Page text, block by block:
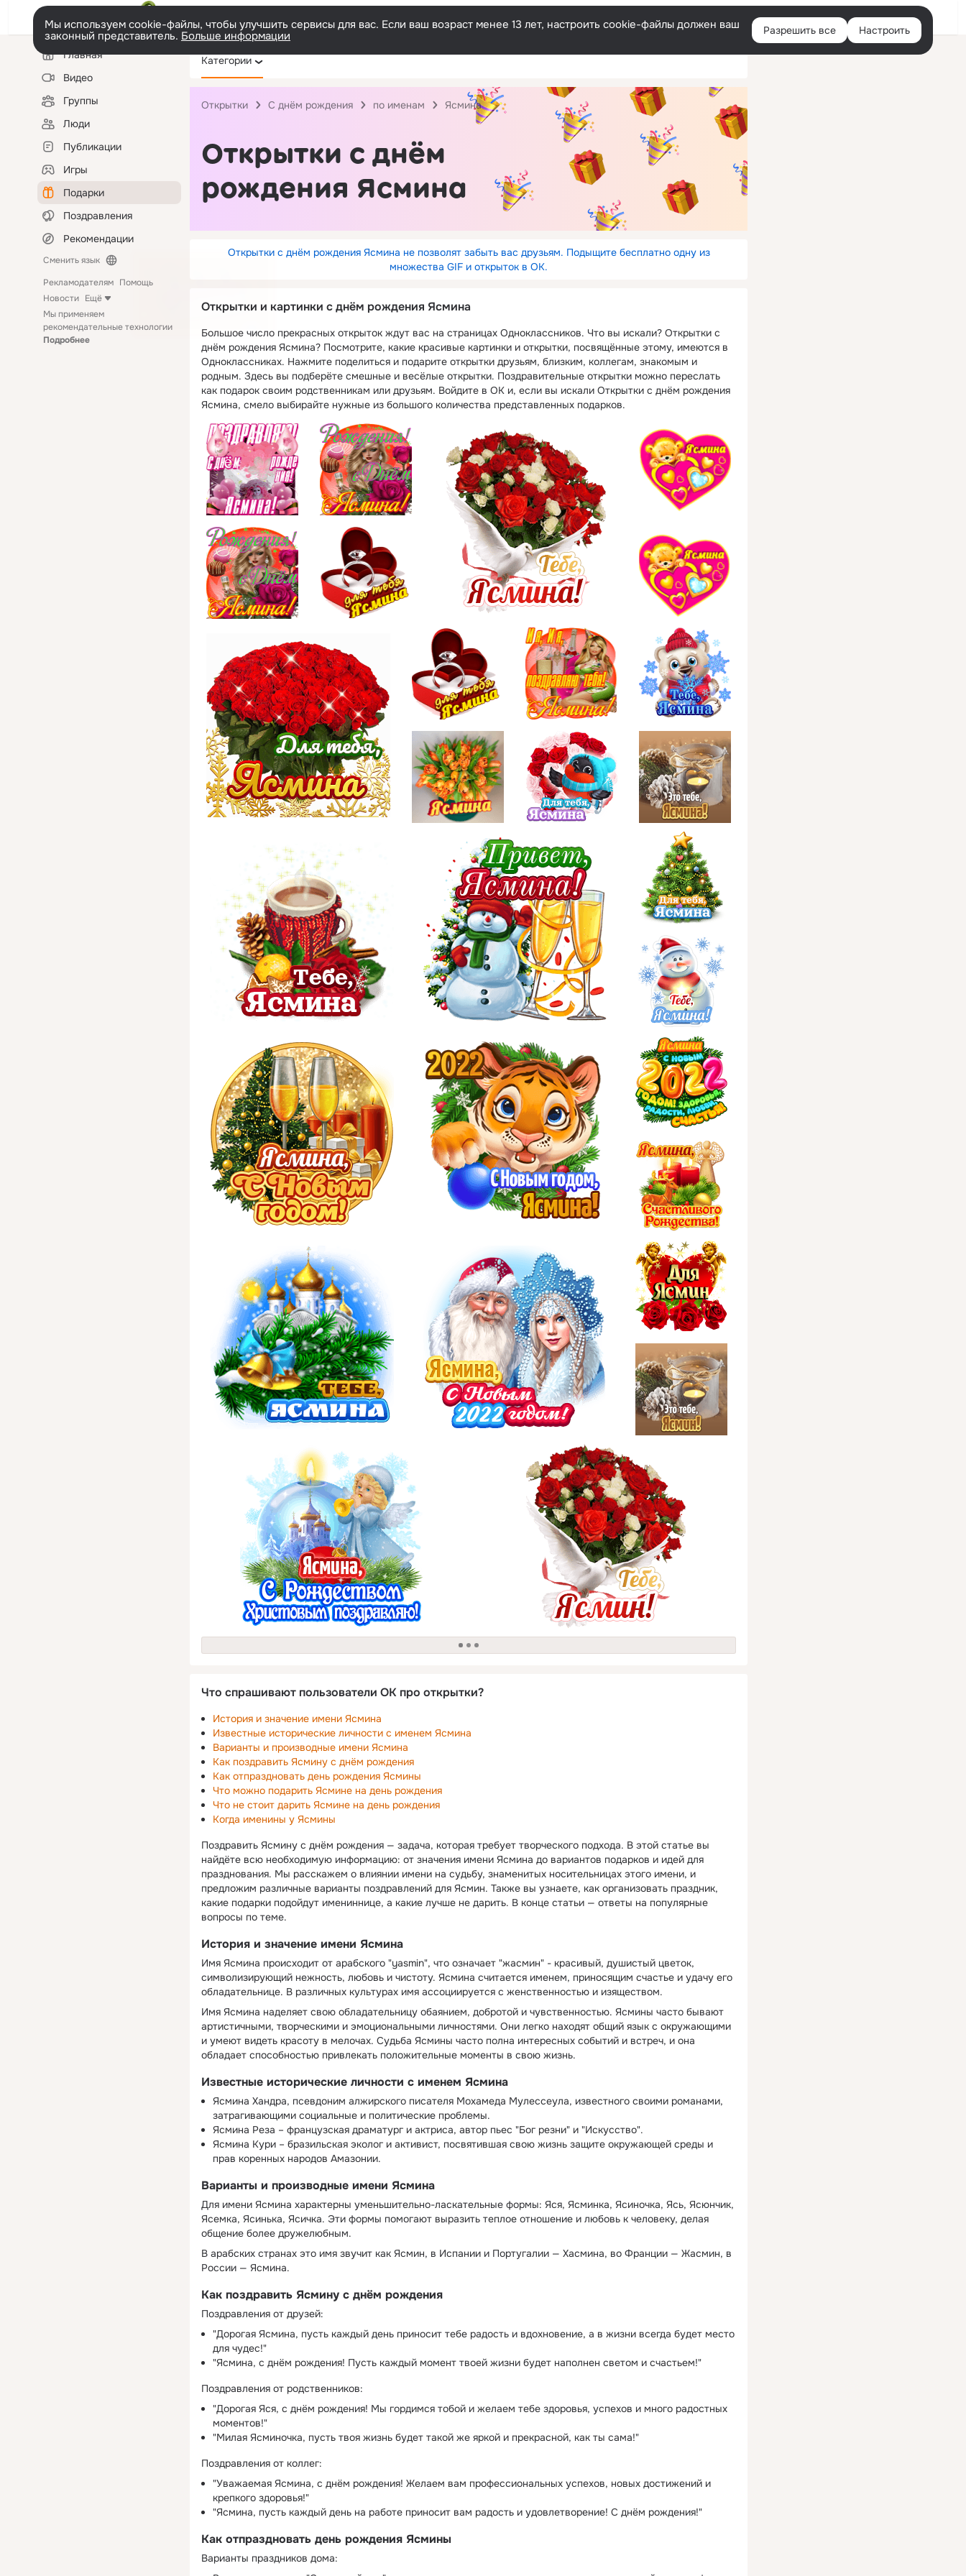
Войти
Мы используем cookie-файлы, чтобы улучшить сервисы для вас. Если ваш возраст менее 13 лет, настроить cookie-файлы должен ваш
законный представитель. Больше информации Разрешить все Настроить
Левая
колонкаГлавная
Видео
Группы
Люди
Публикации
Игры
Подарки
Поздравления
Рекомендации
Сменить язык
Рекламодателям Помощь
Новости Ещё
Мы применяем
рекомендательные технологии
Подробнее
Категории
Открытки С днём рождения по именам Ясмина
Открытки с днём
рождения Ясмина
Открытки с днём рождения Ясмина не позволят забыть вас друзьям. Подыщите бесплатно одну из
множества GIF и открыток в ОК.
Открытки и картинки с днём рождения Ясмина
Большое число прекрасных открыток ждут вас на страницах Одноклассников. Что вы искали? Открытки с
днём рождения Ясмина? Посмотрите, какие красивые картинки и открытки, посвящённые этому, имеются в
Одноклассниках. Нажмите поделиться и подарите открытки друзьям, близким, коллегам, знакомым и
родным. Здесь вы подберёте смешные и весёлые открытки. Поздравительные открытки можно переслать
как подарок своим родственникам или друзьям. Войдите в ОК и, если вы искали Открытки с днём рождения
Ясмина, смело выбирайте нужные из большого количества представленных подарков.
загрузка
Что спрашивают пользователи ОК про открытки?
История и значение имени Ясмина
Известные исторические личности с именем Ясмина
Варианты и производные имени Ясмина
Как поздравить Ясмину с днём рождения
Как отпраздновать день рождения Ясмины
Что можно подарить Ясмине на день рождения
Что не стоит дарить Ясмине на день рождения
Когда именины у Ясмины
Поздравить Ясмину с днём рождения — задача, которая требует творческого подхода. В этой статье вы
найдёте всю необходимую информацию: от значения имени Ясмина до вариантов подарков и идей для
празднования. Мы расскажем о влиянии имени на судьбу, знаменитых носительницах этого имени, и
предложим различные варианты поздравлений для Ясмин. Также вы узнаете, как организовать праздник,
какие подарки подойдут имениннице, а какие лучше не дарить. В конце статьи — ответы на популярные
вопросы по теме.
История и значение имени Ясмина
Имя Ясмина происходит от арабского "yasmin", что означает "жасмин" - красивый, душистый цветок,
символизирующий нежность, любовь и чистоту. Ясмина считается именем, приносящим счастье и удачу его
обладательнице. В различных культурах имя ассоциируется с женственностью и изяществом.
Имя Ясмина наделяет свою обладательницу обаянием, добротой и чувственностью. Ясмины часто бывают
артистичными, творческими и эмоциональными личностями. Они легко находят общий язык с окружающими
и умеют видеть красоту в мелочах. Судьба Ясмины часто полна интересных событий и встреч, и она
обладает способностью привлекать положительные моменты в свою жизнь.
Известные исторические личности с именем Ясмина
Ясмина Хандра, псевдоним алжирского писателя Мохамеда Мулессеула, известного своими романами,
затрагивающими социальные и политические проблемы.
Ясмина Реза – французская драматург и актриса, автор пьес "Бог резни" и "Искусство".
Ясмина Кури – бразильская эколог и активист, посвятившая свою жизнь защите окружающей среды и
прав коренных народов Амазонии.
Варианты и производные имени Ясмина
Для имени Ясмина характерны уменьшительно-ласкательные формы: Яся, Ясминка, Ясиночка, Ясь, Ясюнчик,
Ясемка, Ясинька, Ясичка. Эти формы помогают выразить теплое отношение и любовь к человеку, делая
общение более дружелюбным.
В арабских странах это имя звучит как Ясмин, в Испании и Португалии — Хасмина, во Франции — Жасмин, в
России — Ясмина.
Как поздравить Ясмину с днём рождения
Поздравления от друзей:
"Дорогая Ясмина, пусть каждый день приносит тебе радость и вдохновение, а в жизни всегда будет место
для чудес!"
"Ясмина, с днём рождения! Пусть каждый момент твоей жизни будет наполнен светом и счастьем!"
Поздравления от родственников:
"Дорогая Яся, с днём рождения! Мы гордимся тобой и желаем тебе здоровья, успехов и много радостных
моментов!"
"Милая Ясминочка, пусть твоя жизнь будет такой же яркой и прекрасной, как ты сама!"
Поздравления от коллег:
"Уважаемая Ясмина, с днём рождения! Желаем вам профессиональных успехов, новых достижений и
крепкого здоровья!"
"Ясмина, пусть каждый день на работе приносит вам радость и удовлетворение! С днём рождения!"
Как отпраздновать день рождения Ясмины
Варианты праздников дома: